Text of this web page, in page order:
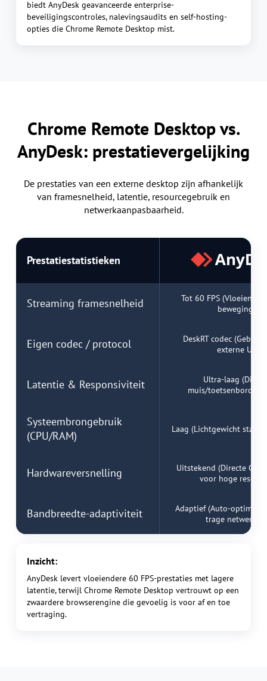
biedt AnyDesk geavanceerde enterprise-
beveiligingscontroles, nalevingsaudits en self-hosting-
opties die Chrome Remote Desktop mist.
Chrome Remote Desktop vs.
AnyDesk: prestatievergelijking
De prestaties van een externe desktop zijn afhankelijk
van framesnelheid, latentie, resourcegebruik en
netwerkaanpasbaarheid.
Prestatiestatistieken
Streaming framesnelheid
Tot 60 FPS (Vloeiende
beweging)
Eigen codec / protocol
DeskRT codec
externe UI)
Latentie & Responsiviteit
Ultra-laag
muis/toetsenbord
Systeembrongebruik
(CPU/RAM)
Laag (Lichtgewicht
Hardwareversnelling
Uitstekend (Directe
voor hoge
Bandbreedte-adaptiviteit
Adaptief (Auto-
trage
Inzicht:
AnyDesk levert vloeiendere 60 FPS-prestaties met lagere
latentie, terwijl Chrome Remote Desktop vertrouwt op een
zwaardere browserengine die gevoelig is voor af en toe
vertraging.